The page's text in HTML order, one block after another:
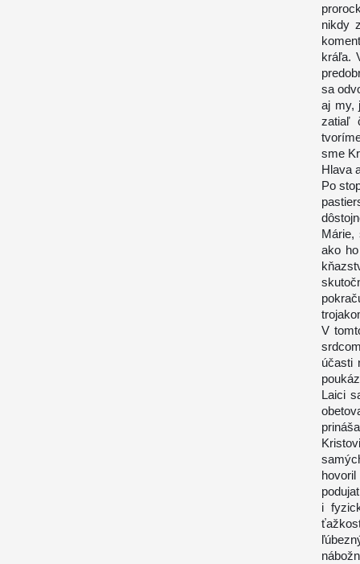
nikdy
kráľa.
sa
aj my,
zatiaľ
sme
Hlava
Po
Márie,
ako
V
účasti
Laici
i